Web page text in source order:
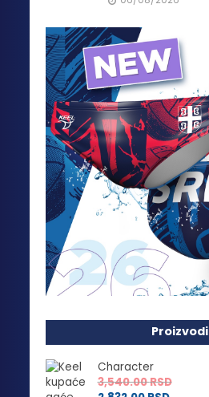
Proizvodi
Character
3,540.00RSD